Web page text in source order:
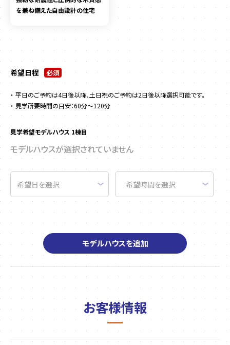
を兼ね備えた自由設計の住宅
希望日程 必須
平日のご予約は4日後以降、土日祝のご予約は2日後以降選択可能です。
見学所要時間の目安：60分～120分
見学希望モデルハウス 1棟目
モデルハウスが選択されていません
モデルハウスを追加
お客様情報